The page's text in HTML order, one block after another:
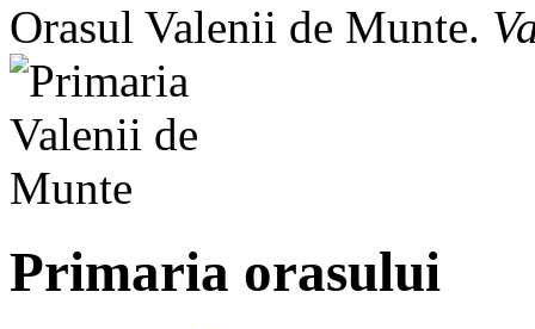
Orasul Valenii de Munte.
Primaria orasului